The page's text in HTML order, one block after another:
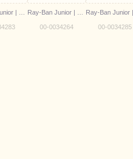
00-0034264 00-0034285